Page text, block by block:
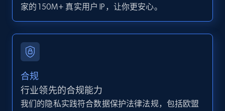
direct link as input
IsListingClaimedByCurrentSignedInUser,
IsCurrentSignedInAgentResponsible, Bedrooms,
and more.
家的 150M+ 真实用户 IP，让你更安心。
合规
行业领先的合规能力
我们的隐私实践符合数据保护法律法规，包括欧盟